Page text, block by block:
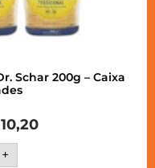
Schar 200g – Caixa
+